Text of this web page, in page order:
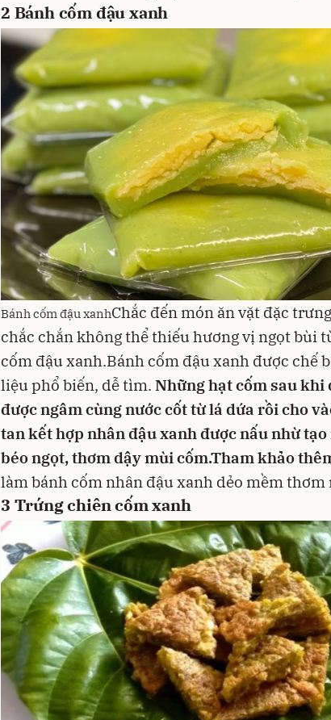
2 Bánh cốm đậu xanh
Bánh cốm đậu xanhChắc đến món ăn vặt đặc
chắc chắn không thể thiếu hương vị ngọt bùi
cốm đậu xanh.Bánh cốm đậu xanh được chế
liệu phổ biến, dễ tìm. Những hạt cốm sau khi
được ngâm cùng nước cốt từ lá dứa rồi cho
tan kết hợp nhânđậu xanhđược nấu nhừ
béo ngọt, thơm dậy mùi cốm.Tham khảo
làm bánh cốm nhân đậu xanh dẻo mềm thơm
3 Trứng chiên cốm xanh